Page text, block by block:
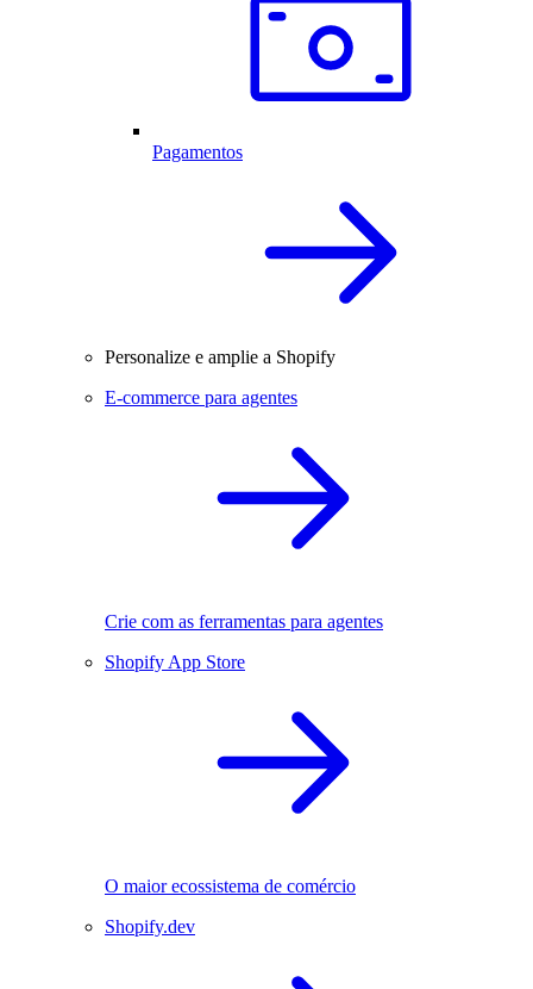
Pagamentos
Personalize e amplie a Shopify
E-commerce para agentes
Crie com as ferramentas para agentes
Shopify App Store
O maior ecossistema de comércio
Shopify.dev